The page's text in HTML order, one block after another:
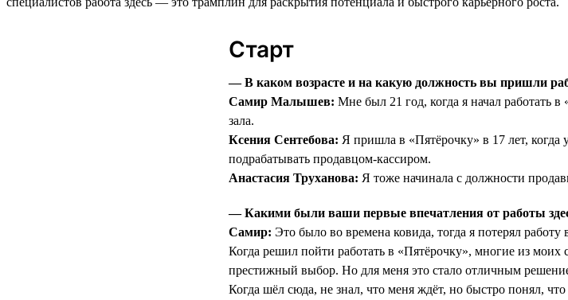
Старт
— В каком возрасте и на какую должность вы пришли
Самир Малышев: Мне был 21 год, когда я начал работать
зала.
Ксения Сентебова: Я пришла в «Пятёрочку» в 17 лет,
подрабатывать продавцом-кассиром.
Анастасия Труханова: Я тоже начинала с должности
— Какими были ваши первые впечатления от работы
Самир: Это было во времена ковида, тогда я потерял
Когда решил пойти работать в «Пятёрочку», многие из моих
престижный выбор. Но для меня это стало отличным
Когда шёл сюда, не знал, что меня ждёт, но быстро понял, что